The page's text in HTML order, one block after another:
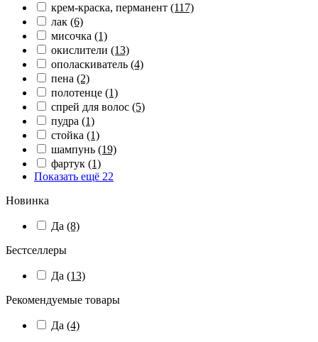
крем-краска, перманент (117)
лак (6)
мисочка (1)
окислители (13)
ополаскиватель (4)
пена (2)
полотенце (1)
спрей для волос (5)
пудра (1)
стойка (1)
шампунь (19)
фартук (1)
Показать ещё 22
Новинка
Да (8)
Бестселлеры
Да (13)
Рекомендуемые товары
Да (4)